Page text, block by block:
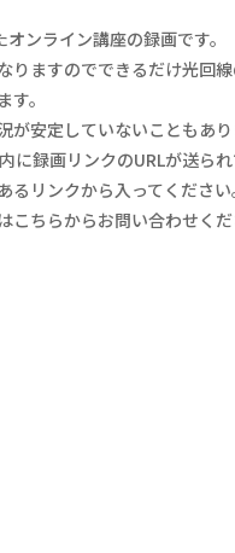
ンライン講座の録画です。
りますのでできるだけ光回
。
が安定していないこともあり
に録画リンクのURLが送られ
るリンクから入ってください
こちらからお問い合わせくだ